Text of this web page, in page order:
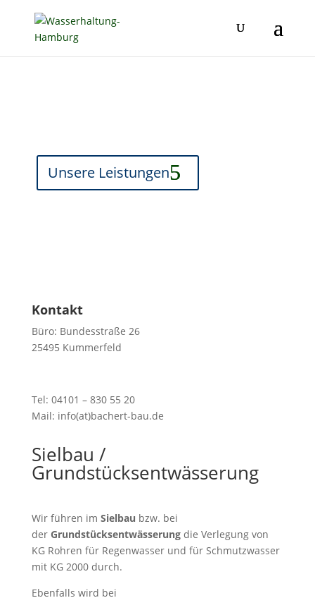
Unsere Leistungen
Kontakt
Büro: Bundesstraße 26
25495 Kummerfeld
Tel: 04101 – 830 55 20
Mail: info(at)bachert-bau.de
Sielbau /
Grundstücksentwässerung
Wir führen im Sielbau bzw. bei
der Grundstücksentwässerungdie Verlegung von
KG Rohren für Regenwasser und für Schmutzwasser
mit KG 2000 durch.
Ebenfalls wird bei